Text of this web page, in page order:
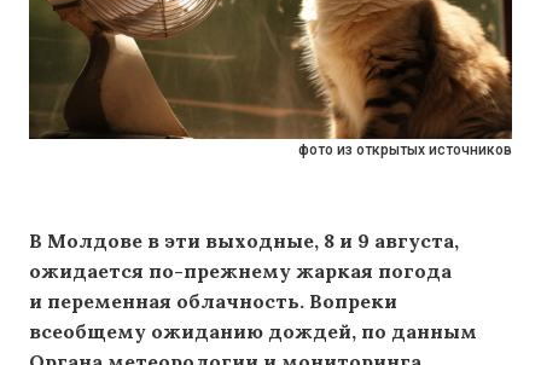
фото из открытых источников
В Молдове в эти выходные, 8 и 9 августа,
ожидается по-прежнему жаркая погода
и переменная облачность. Вопреки
всеобщему ожиданию дождей, по данным